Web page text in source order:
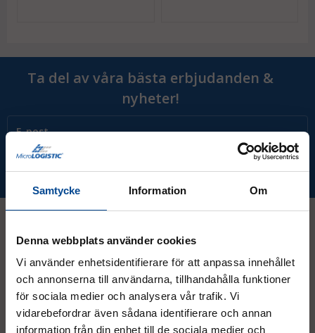
Samtycke Information Om
Denna webbplats använder cookies
Vi använder enhetsidentifierare för att anpassa innehållet
och annonserna till användarna, tillhandahålla funktioner
för sociala medier och analysera vår trafik. Vi
vidarebefordrar även sådana identifierare och annan
information från din enhet till de sociala medier och
Ta del av våra bästa erbjudanden &
nyheter!
Prenumerera
Kontakt
08 - 544 401 50
info@micrologistic.com